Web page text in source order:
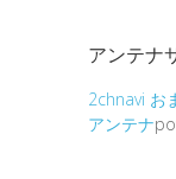
アンテナ
2chnavi お
アンテナ